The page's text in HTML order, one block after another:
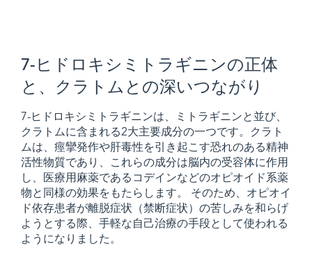
7-ヒドロキシミトラギニンの正体
と、クラトムとの深いつながり
7-ヒドロキシミトラギニンは、ミトラギニンと並び、
クラトムに含まれる2大主要成分の一つです。クラト
ムは、痙攣発作や肝毒性を引き起こす恐れのある精神
活性物質であり、これらの成分は脳内の受容体に作用
し、医療用麻薬であるコデインなどのオピオイド系薬
物と同様の効果をもたらします。 そのため、オピオイ
ド依存患者が離脱症状（禁断症状）の苦しみを和らげ
ようとする際、手軽な自己治療の手段として使われる
ようになりました。